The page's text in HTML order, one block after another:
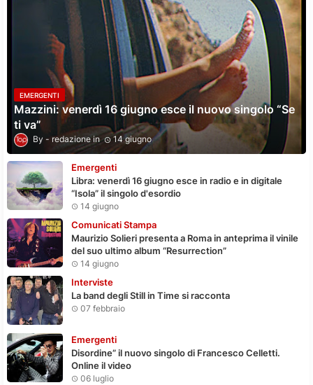
EMERGENTI
Mazzini: venerdì 16 giugno esce il nuovo singolo “Se
ti va”
redazione 14 giugno
Emergenti
Libra: venerdì 16 giugno esce in radio e in digitale
“Isola” il singolo d'esordio
14 giugno
Comunicati Stampa
Maurizio Solieri presenta a Roma in anteprima il vinile
del suo ultimo album “Resurrection”
14 giugno
Interviste
La band degli Still in Time si racconta
07 febbraio
Emergenti
Disordine” il nuovo singolo di Francesco Celletti.
Online il video
06 luglio